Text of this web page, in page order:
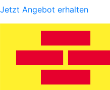
Jetzt Angebot erhalten